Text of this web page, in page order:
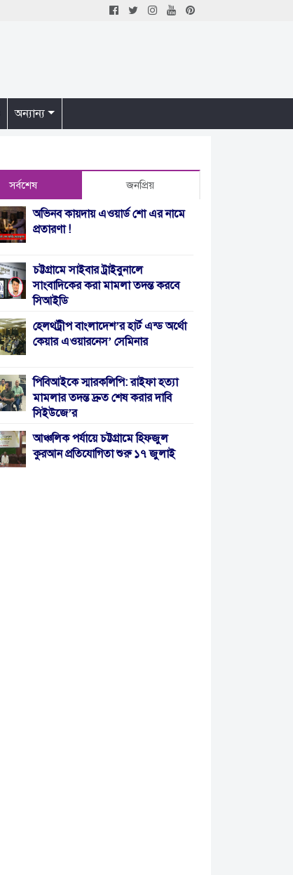
অন্যান্য
সর্বশেষ জনপ্রিয়
অভিনব কায়দায় এওয়ার্ড শো এর নামে
প্রতারণা !
চট্টগ্রামে সাইবার ট্রাইবুনালে
সাংবাদিকের করা মামলা তদন্ত করবে
সিআইডি
হেলথট্রীপ বাংলাদেশ’র হার্ট এন্ড অর্থো
কেয়ার এওয়ারনেস’ সেমিনার
পিবিআইকে স্মারকলিপি: রাইফা হত্যা
মামলার তদন্ত দ্রুত শেষ করার দাবি
সিইউজে’র
আঞ্চলিক পর্যায়ে চট্টগ্রামে হিফজুল
কুরআন প্রতিযোগিতা শুরু ১৭ জুলাই